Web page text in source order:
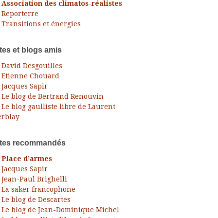
Association des climatos-réalistes
Reporterre
Transitions et énergies
et blogs amis
David Desgouilles
Etienne Chouard
Jacques Sapir
Le blog de Bertrand Renouvin
Le blog gaulliste libre de Laurent
recommandés
Place d’armes
Jacques Sapir
Jean-Paul Brighelli
La saker francophone
Le blog de Descartes
Le blog de Jean-Dominique Michel